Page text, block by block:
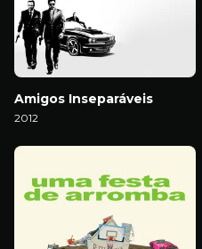
Amigos Inseparáveis
2012